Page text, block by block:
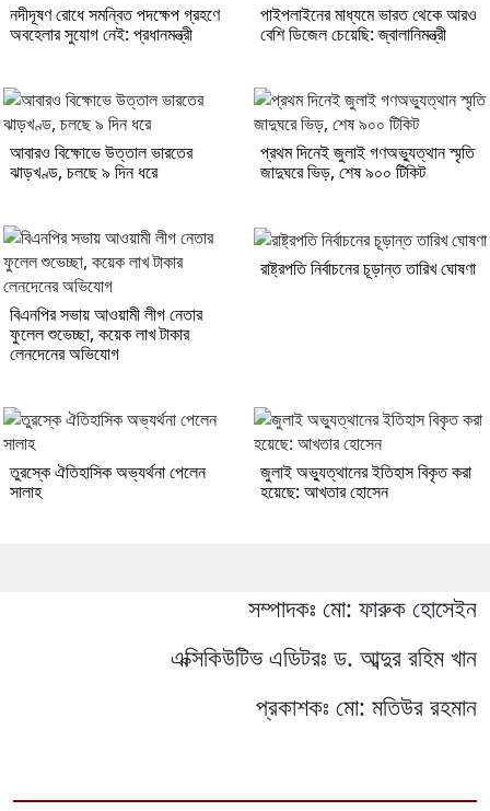
নদীদূষণ রোধে সমন্বিত পদক্ষেপ গ্রহণে
অবহেলার সুযোগ নেই: প্রধানমন্ত্রী
পাইপলাইনের মাধ্যমে ভারত থেকে আরও
বেশি ডিজেল চেয়েছি: জ্বালানিমন্ত্রী
আবারও বিক্ষোভে উত্তাল ভারতের
ঝাড়খণ্ড, চলছে ৯ দিন ধরে
প্রথম দিনেই জুলাই গণঅভ্যুত্থান স্মৃতি
জাদুঘরে ভিড়, শেষ ৯০০ টিকিট
বিএনপির সভায় আওয়ামী লীগ নেতার
ফুলেল শুভেচ্ছা, কয়েক লাখ টাকার
লেনদেনের অভিযোগ
রাষ্ট্রপতি নির্বাচনের চূড়ান্ত তারিখ ঘোষণা
তুরস্কে ঐতিহাসিক অভ্যর্থনা পেলেন
সালাহ
জুলাই অভ্যুত্থানের ইতিহাস বিকৃত করা
হয়েছে: আখতার হোসেন
সম্পাদকঃ মো: ফারুক হোসেইন
এক্সিকিউটিভ এডিটরঃ ড. আব্দুর রহিম খান
প্রকাশকঃ মো: মতিউর রহমান